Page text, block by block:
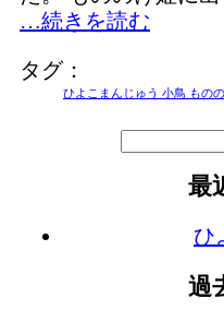
…続きを読む
タグ：
ひよこまんじゅう 小鳥 もの
最
ひ
過